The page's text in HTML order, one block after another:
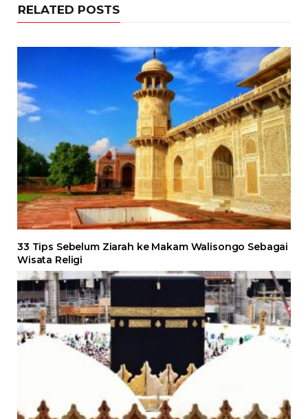
RELATED POSTS
33 Tips Sebelum Ziarah ke Makam Walisongo Sebagai
Wisata Religi